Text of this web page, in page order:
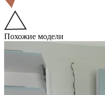
Похожие модели